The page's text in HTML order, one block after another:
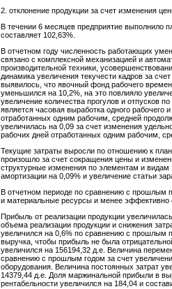
2. отклонение продукции за счет изменения
В течении 6 месяцев предприятие выполнило
составляет 102,63%.
В отчетном году численность работающих
связано с комплексной механизацией и
производительной техники,
динамика увеличения текучести кадров за
выявилось, что явочный фонд рабочего
уменьшился на 10,2%, на это повлияло
увеличение количества прогулов и отпусков
является часовая выработка одного рабочего
отработанных одним рабочим, средней
увеличилась на 0,09 за счет изменения
рабочих дней отработанных одним рабочим,
Текущие затраты выросли по отношению к
произошло за счет сокращения цены и
структурные изменения по элементам и
амортизации на 0,09% и увеличение статьи
В отчетном периоде по сравнению с прошлым
и материальные ресурсы и менее
Прибыль от реализации продукции
объема реализации продукции и снижения
увеличился на 0,6% по сравнению с прошлым
выручка, чтобы прибыль не была
увеличился на 156194,32 д.е. Величина
сравнению с прошлым годом за счет
оборудования. Величина постоянных затрат
14379,44 д.е. Доля маржинальной прибыли в
рентабельности увеличился на 184,04 и